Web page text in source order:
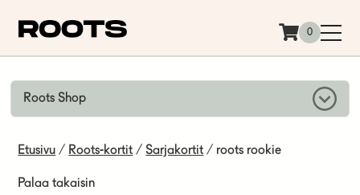
0
Roots Shop
Etusivu / Roots-kortit /Sarjakortit / roots rookie
Palaa takaisin